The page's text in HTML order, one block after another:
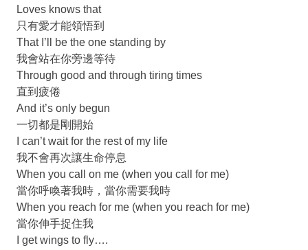
Loves knows that
只有愛才能領悟到
That I’ll be the one standing by
我會站在你旁邊等待
Through good and through tiring times
直到疲倦
And it’s only begun
一切都是剛開始
I can’t wait for the rest of my life
我不會再次讓生命停息
When you call on me (when you call for me)
當你呼喚著我時，當你需要我時
When you reach for me (when you reach for me)
當你伸手捉住我
I get wings to fly….